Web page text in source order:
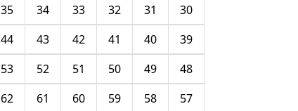
30
31
32
33
34
35
39
40
41
42
43
44
48
49
50
51
52
53
57
58
59
60
61
62